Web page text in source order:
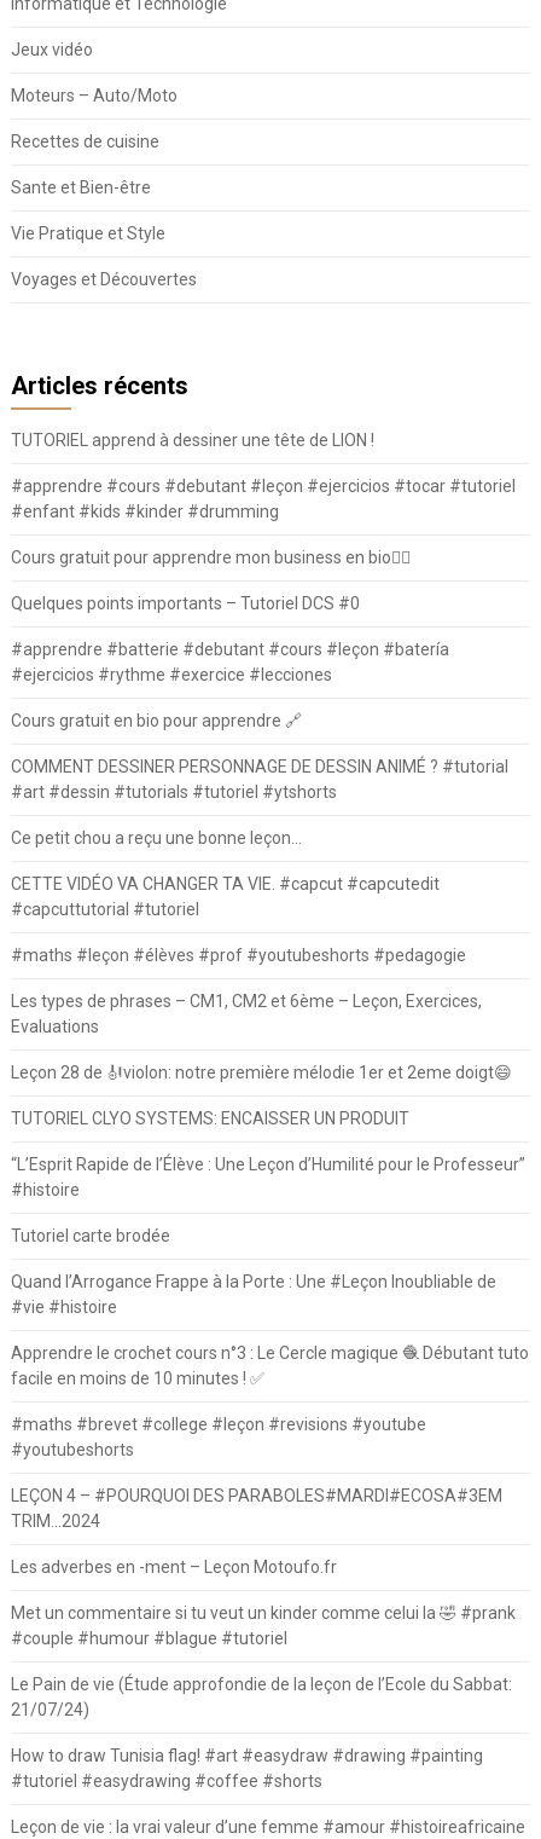
Jeux vidéo
Moteurs – Auto/Moto
Recettes de cuisine
Sante et Bien-être
Vie Pratique et Style
Voyages et Découvertes
Articles récents
TUTORIEL apprend à dessiner une tête de LION !
#apprendre #cours #debutant #leçon #ejercicios #tocar #tutoriel
#enfant #kids #kinder #drumming
Cours gratuit pour apprendre mon business en bio⛓️‍💥
Quelques points importants – Tutoriel DCS #0
#apprendre #batterie #debutant #cours #leçon #batería
#ejercicios #rythme #exercice #lecciones
Cours gratuit en bio pour apprendre 🔗
COMMENT DESSINER PERSONNAGE DE DESSIN ANIMÉ ? #tutorial
#art #dessin #tutorials #tutoriel #ytshorts
Ce petit chou a reçu une bonne leçon…
CETTE VIDÉO VA CHANGER TA VIE. #capcut #capcutedit
#capcuttutorial #tutoriel
#maths #leçon #élèves #prof #youtubeshorts #pedagogie
Les types de phrases – CM1, CM2 et 6ème – Leçon, Exercices,
Evaluations
Leçon 28 de 🎻violon: notre première mélodie 1er et 2eme doigt😄
TUTORIEL CLYO SYSTEMS: ENCAISSER UN PRODUIT
“L’Esprit Rapide de l’Élève : Une Leçon d’Humilité pour le Professeur”
#histoire
Tutoriel carte brodée
Quand l’Arrogance Frappe à la Porte : Une #Leçon Inoubliable de
#vie #histoire
Apprendre le crochet cours n°3 : Le Cercle magique 🧶 Débutant tuto
facile en moins de 10 minutes ! ✅
#maths #brevet #college #leçon #revisions #youtube
#youtubeshorts
LEÇON 4 – #POURQUOI DES PARABOLES#MARDI#ECOSA#3EM
TRIM…2024
Les adverbes en -ment – Leçon Motoufo.fr
Met un commentaire si tu veut un kinder comme celui la 🤣 #prank
#couple #humour #blague #tutoriel
Le Pain de vie (Étude approfondie de la leçon de l’Ecole du Sabbat:
21/07/24)
How to draw Tunisia flag! #art #easydraw #drawing #painting
#tutoriel #easydrawing #coffee #shorts
Leçon de vie : la vrai valeur d’une femme #amour #histoireafricaine